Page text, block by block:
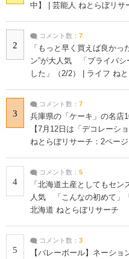
中】 | 芸能人 ねとらぼリサ
2
コメント数： 7
「もっと早く買えば良か
ン”が大人気 「プライバシ
した」（2/2） | ライフ ね
3
コメント数： 7
兵庫県の「ケーキ」の名
【7月12日は「デコレーシ
ねとらぼリサーチ：2ページ
4
コメント数： 5
「北海道土産としてもセン
人気 「こんなの初めて」
北海道 ねとらぼリサーチ
5
コメント数： 3
【バレーボール】ネーシ